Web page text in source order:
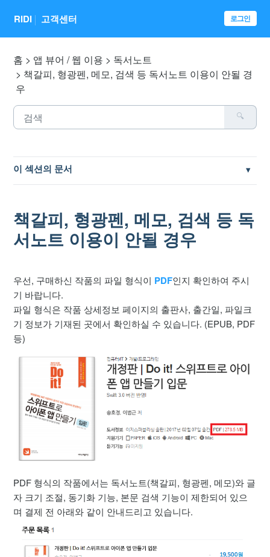
RIDI 고객센터 로그인
홈 앱 뷰어 / 웹 이용
독서노트
책갈피, 형광펜, 메모, 검색 등 독서노트 이용이 안될 경
우
이 섹션의 문서
책갈피, 형광펜, 메모, 검색 등 독서노트 이용이 안될 경우
독서노트 활용법
공유하기 기능
책갈피, 형광펜, 메모, 검색 등 독
서노트 이용이 안될 경우
우선, 구매하신 작품의 파일 형식이 PDF인지 확인하여 주시
기 바랍니다.
파일 형식은 작품 상세정보 페이지의 출판사, 출간일, 파일크
기 정보가 기재된 곳에서 확인하실 수 있습니다. (EPUB, PDF
등)
PDF 형식의 작품에서는 독서노트(책갈피, 형광펜, 메모)와 글
자 크기 조절, 동기화 기능, 본문 검색 기능이 제한되어 있으
며 결제 전 아래와 같이 안내드리고 있습니다.